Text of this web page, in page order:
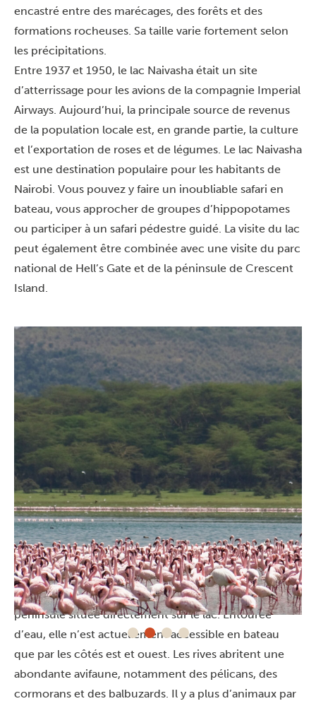
encastré entre des marécages, des forêts et des
formations rocheuses. Sa taille varie fortement selon
les précipitations.
Entre 1937 et 1950, le lac Naivasha était un site
d’atterrissage pour les avions de la compagnie Imperial
Airways. Aujourd’hui, la principale source de revenus
de la population locale est, en grande partie, la culture
et l’exportation de roses et de légumes. Le lac Naivasha
est une destination populaire pour les habitants de
Nairobi. Vous pouvez y faire un inoubliable safari en
bateau, vous approcher de groupes d’hippopotames
ou participer à un safari pédestre guidé. La visite du lac
peut également être combinée avec une visite du parc
national de Hell’s Gate et de la péninsule de Crescent
Island.
Crescent Island
Faites uneexcursion en bateau sur le lac Naivasha,
suivie d’un safari à pied sur Crescent Island, une
péninsule située directement sur le lac. Entourée
d’eau, elle n’est actuellement accessible en bateau
que par les côtés est et ouest. Les rives abritent une
abondante avifaune, notamment des pélicans, des
cormorans et des balbuzards. Il y a plus d’animaux par